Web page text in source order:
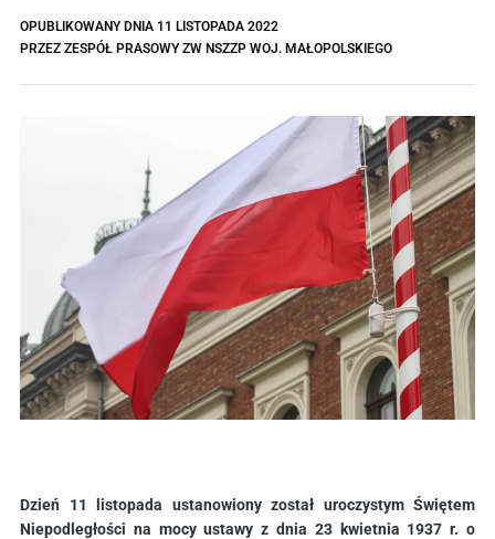
OPUBLIKOWANY DNIA 11 LISTOPADA 2022
PRZEZ ZESPÓŁ PRASOWY ZW NSZZP WOJ. MAŁOPOLSKIEGO
Dzień 11 listopada ustanowiony został uroczystym Świętem
Niepodległości na mocy ustawy z dnia 23 kwietnia 1937 r. o